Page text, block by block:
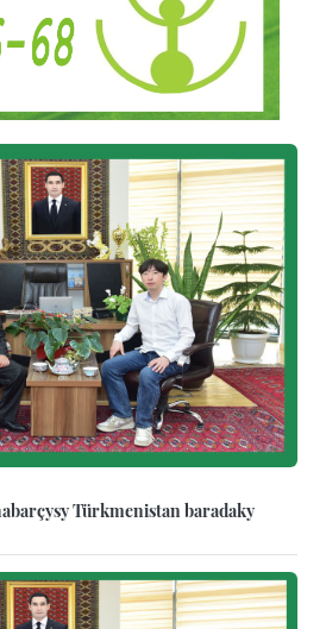
Türkmenistan baradaky